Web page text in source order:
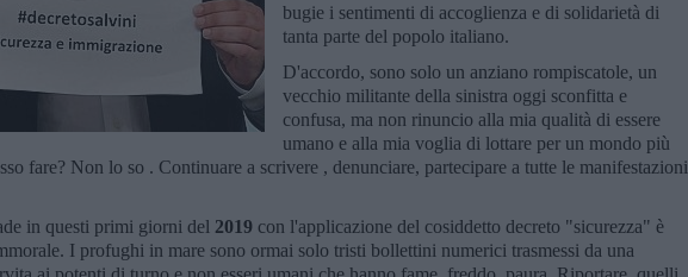
bugie i sentimenti di accoglienza e di solidarietà di
tanta parte del popolo italiano.
D'accordo, sono solo un anziano rompiscatole, un
vecchio militante della sinistra oggi sconfitta e
confusa, ma non rinuncio alla mia qualità di essere
umano e alla mia voglia di lottare per un mondo più
fare? Non lo so . Continuare a scrivere , denunciare, partecipare a tutte le manifestazioni
in questi primi giorni del 2019 con l'applicazione del cosiddetto decreto "sicurezza" è
I profughi in mare sono ormai solo tristi bollettini numerici trasmessi da una